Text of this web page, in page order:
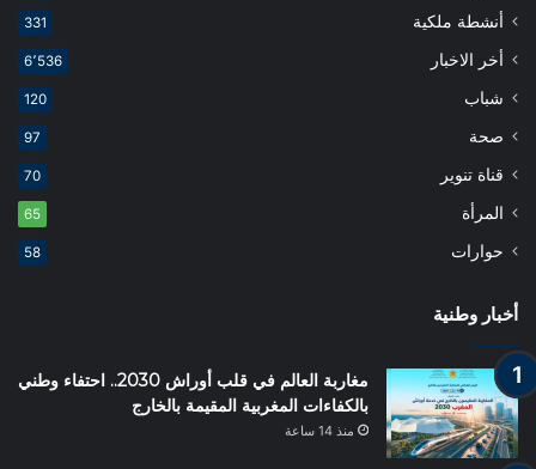
أنشطة ملكية 331
أخر الاخبار 6٬536
شباب 120
صحة 97
قناة تنوير 70
المرأة 65
حوارات 58
أخبار وطنية
مغاربة العالم في قلب أوراش 2030.. احتفاء وطني
بالكفاءات المغربية المقيمة بالخارج
منذ 14 ساعة